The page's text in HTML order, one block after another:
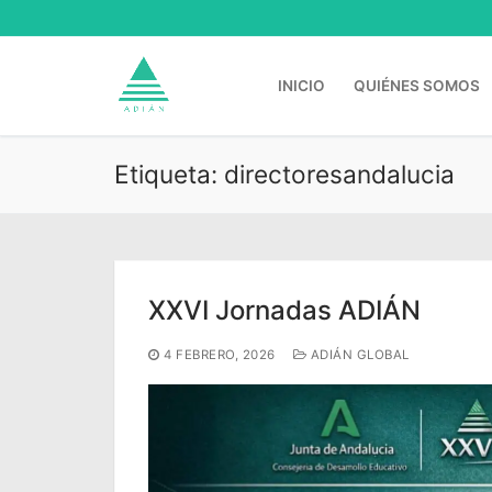
al
INICIO QUIÉNES SOMOS
Inicio
Etiqueta: directoresandalucia
XXVI Jornadas ADIÁN
4 FEBRERO, 2026 ADIÁN GLOBAL